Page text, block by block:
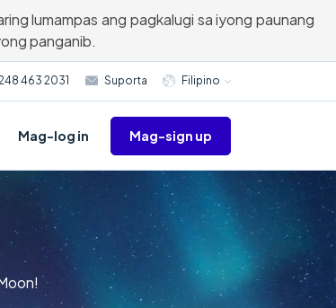
lumampas ang pagkalugi sa iyong paunang
panganib.
463 2031 Suporta Filipino
Mag-log in Mag-sign up